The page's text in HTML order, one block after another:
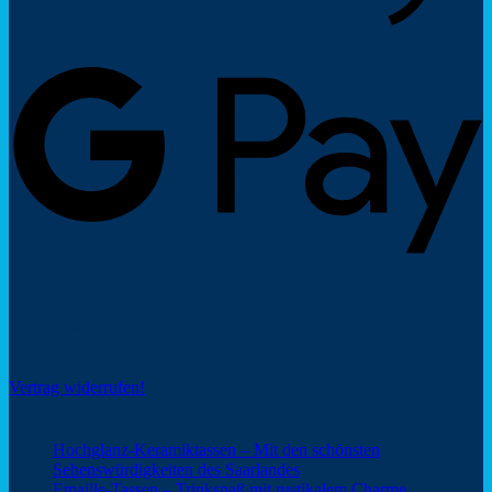
Vertrag widerrufen!
Hochglanz-Keramiktassen – Mit den schönsten
Sehenswürdigkeiten des SaarlandesKeine
Kommentare
Keine